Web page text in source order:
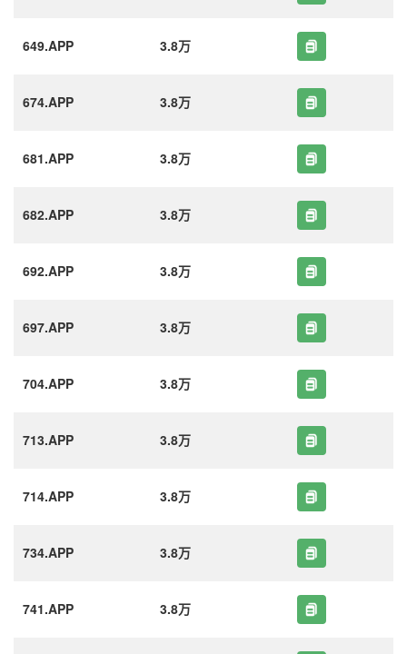
649.APP 3.8万
674.APP 3.8万
681.APP 3.8万
682.APP 3.8万
692.APP 3.8万
697.APP 3.8万
704.APP 3.8万
713.APP 3.8万
714.APP 3.8万
734.APP 3.8万
741.APP 3.8万